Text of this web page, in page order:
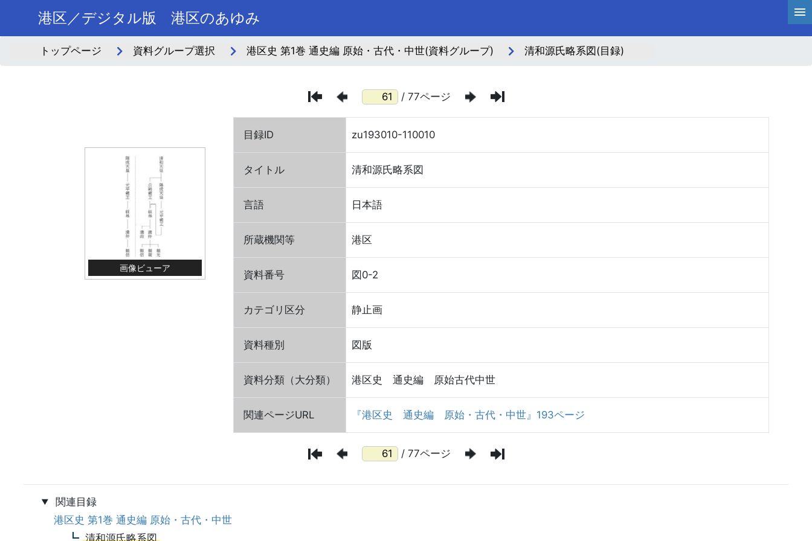
港区／デジタル版 港区のあゆみ
トップページ 資料グループ選択 港区史 第1巻 通史編 原始・古代・中世(資料グループ) 清和源氏略系図(目録)
/ 77ページ
画像ビューア
目録ID zu193010-110010
タイトル 清和源氏略系図
言語 日本語
所蔵機関等 港区
資料番号 図0-2
カテゴリ区分 静止画
資料種別 図版
資料分類（大分類） 港区史 通史編 原始古代中世
関連ページURL 『港区史 通史編 原始・古代・中世』193ページ
/ 77ページ
関連目録
港区史 第1巻 通史編 原始・古代・中世
清和源氏略系図